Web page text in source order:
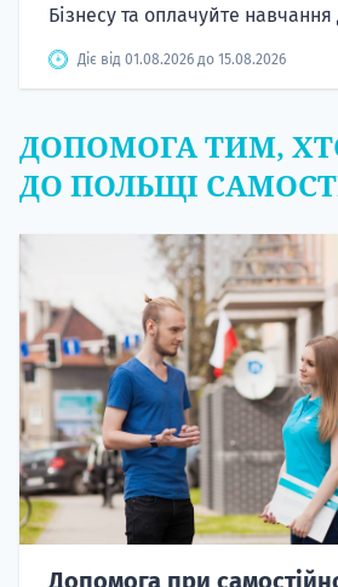
Бізнесу та оплачуйте
Діє від 01.08.2026 до 15.08.2026
ДОПОМОГА ТИМ,
ДО ПОЛЬЩІ